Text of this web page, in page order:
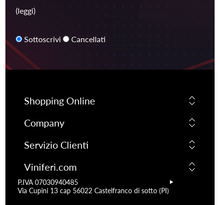
(leggi)
Sottoscrivi Cancellati
Shopping Online
Company
Servizio Clienti
Viniferi.com
P.IVA 07030940485
Via Cupini 13 cap 56022 Castelfranco di sotto (PI)